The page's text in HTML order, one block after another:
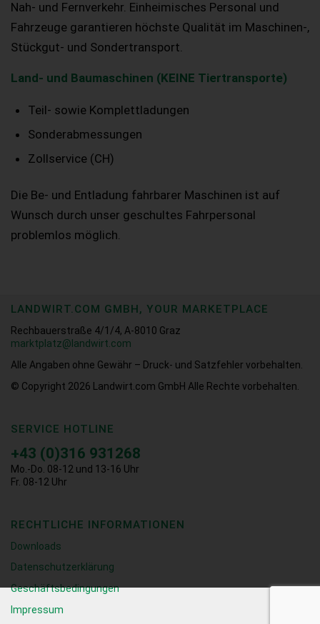
Nah- und Fernverkehr. Einheimisches Personal und
Fahrzeuge garantieren höchste Qualität im Maschinen-,
Stückgut- und Sondertransport.
Land- und Baumaschinen (KEINE Tiertransporte)
Teil- sowie Komplettladungen
Sonderabmessungen
Zollservice (CH)
Die Be- und Entladung fahrbarer Maschinen ist auf
Wunsch durch unser geschultes Fahrpersonal
problemlos möglich.
LANDWIRT.COM GMBH, YOUR MARKETPLACE
Rechbauerstraße 4/1/4, A-8010 Graz
marktplatz@landwirt.com
Alle Angaben ohne Gewähr – Druck- und Satzfehler vorbehalten.
© Copyright 2026
Landwirt.com GmbH Alle Rechte vorbehalten.
SERVICE HOTLINE
+43 (0)316 931268
Mo.-Do. 08-12 und 13-16 Uhr
Fr. 08-12 Uhr
RECHTLICHE INFORMATIONEN
Downloads
Datenschutzerklärung
Geschäftsbedingungen
Impressum